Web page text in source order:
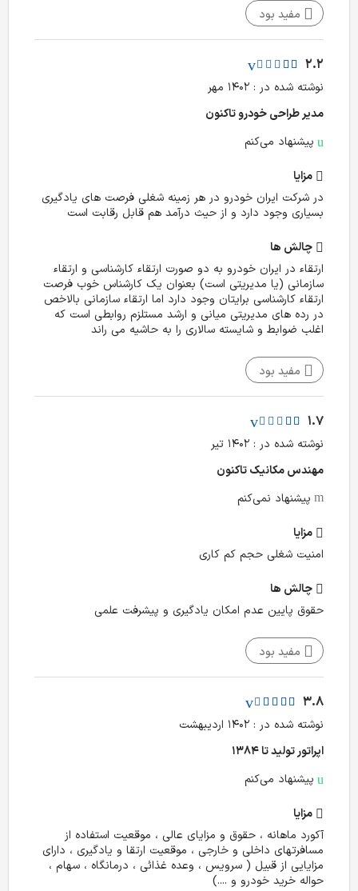
مفید بود
2.2
نوشته شده در : ۱۴۰۲ مهر
مدیر طراحی خودرو تا‌کنون
پیشنهاد می‌کنم
مزایا
در شرکت ایران خودرو در هر زمینه شغلی فرصت های یادگیری
بسیاری وجود دارد و از حیث درآمد هم قابل رقابت است
چالش‌ ها
ارتقاء در ایران خودرو به دو صورت ارتقاء کارشناسی و ارتقاء
سازمانی (یا مدیریتی است) بعنوان یک کارشناس خوب فرصت
ارتقاء کارشناسی برایتان وجود دارد اما ارتقاء سازمانی بالاخص
در رده های مدیریتی میانی و ارشد مستلزم روابطی است که
اغلب ضوابط و شایسته سالاری را به حاشیه می راند
مفید بود
1.7
نوشته شده در : ۱۴۰۲ تیر
مهندس مکانیک تا‌کنون
پیشنهاد نمی‌کنم
مزایا
امنیت شغلی حجم کم کاری
چالش‌ ها
حقوق پایین عدم امکان یادگیری و پیشرفت علمی
مفید بود
3.8
نوشته شده در : ۱۴۰۲ اردیبهشت
اپراتور تولید تا ۱۳۸۴
پیشنهاد می‌کنم
مزایا
آکورد ماهانه ، حقوق و مزایای عالی ، موقعیت استفاده از
مسافرتهای داخلی و خارجی ، موقعیت ارتقا و یادگیری ، دارای
مزایایی از قبیل ( سرویس ، وعده غذائی ، درمانگاه ، سهام ،
حواله خرید خودرو و ....)